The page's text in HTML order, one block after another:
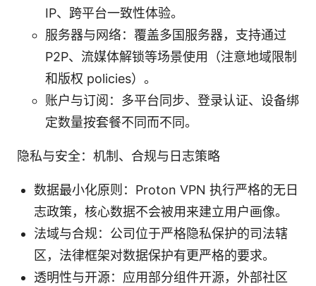
IP、跨平台一致性体验。
服务器与网络：覆盖多国服务器，支持通过
P2P、流媒体解锁等场景使用（注意地域限制
和版权 policies）。
账户与订阅：多平台同步、登录认证、设备绑
定数量按套餐不同而不同。
隐私与安全：机制、合规与日志策略
数据最小化原则：Proton VPN 执行严格的无日
志政策，核心数据不会被用来建立用户画像。
法域与合规：公司位于严格隐私保护的司法辖
区，法律框架对数据保护有更严格的要求。
透明性与开源：应用部分组件开源，外部社区